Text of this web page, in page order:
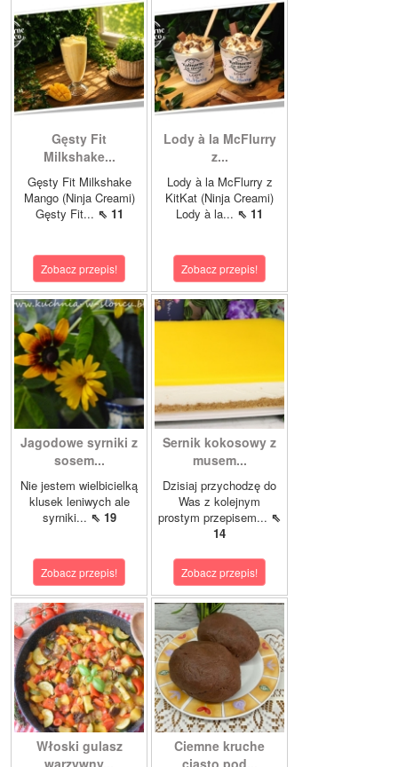
Gęsty Fit
Milkshake...
Gęsty Fit Milkshake
Mango (Ninja Creami)
Gęsty Fit... ⇖ 11
Zobacz przepis!
Lody à la McFlurry
z...
Lody à la McFlurry z
KitKat (Ninja Creami)
Lody à la... ⇖ 11
Zobacz przepis!
Jagodowe syrniki z
sosem...
Nie jestem wielbicielką
klusek leniwych ale
syrniki... ⇖ 19
Zobacz przepis!
Sernik kokosowy z
musem...
Dzisiaj przychodzę do
Was z kolejnym
prostym przepisem... ⇖
14
Zobacz przepis!
Włoski gulasz
Ciemne kruche